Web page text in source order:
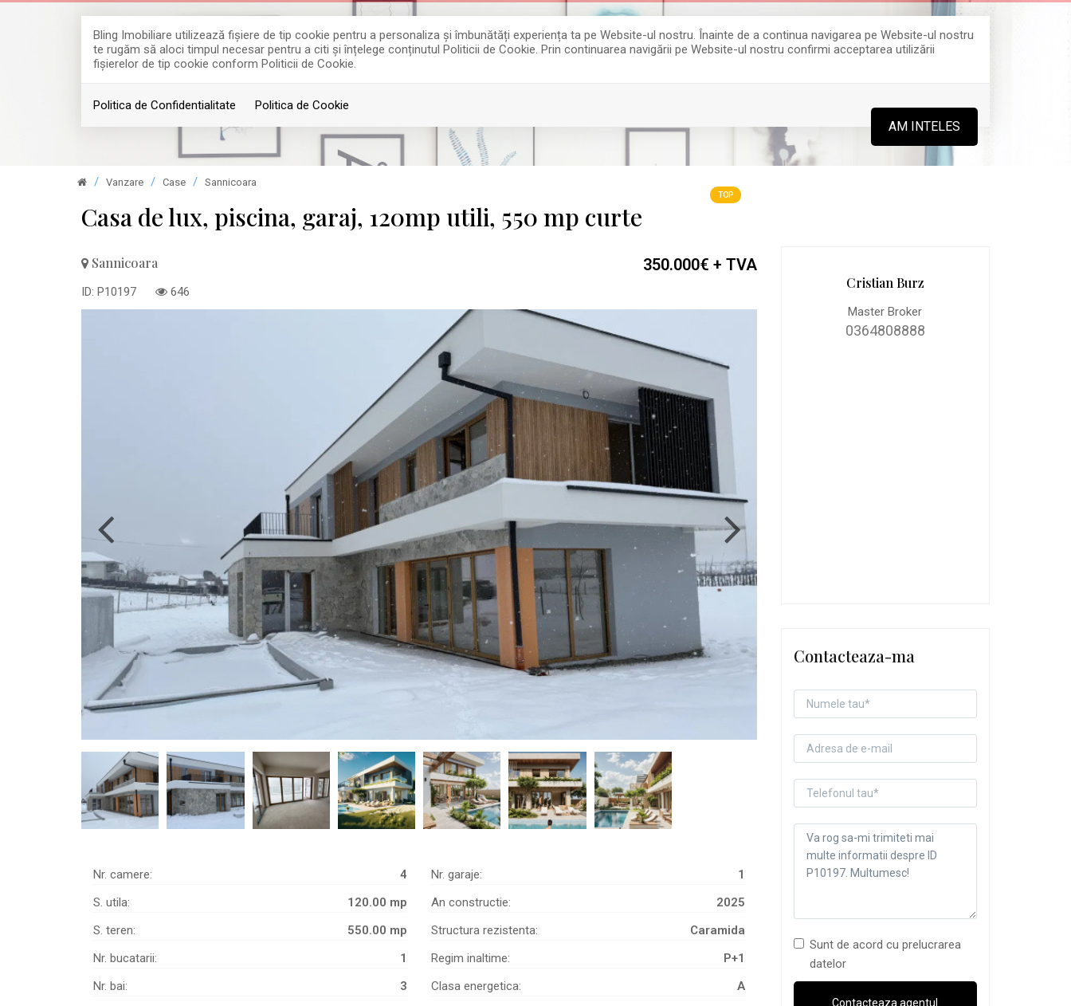
Bling Imobiliare utilizează fişiere de tip cookie pentru a personaliza și îmbunătăți experiența ta pe Website-ul nostru. Înainte de a continua navigarea pe Website-ul nostru
te rugăm să aloci timpul necesar pentru a citi și înțelege conținutul Politicii de Cookie. Prin continuarea navigării pe Website-ul nostru confirmi acceptarea utilizării
fişierelor de tip cookie conform Politicii de Cookie.
Politica de Confidentialitate Politica de Cookie
AM INTELES
0364 808 888
Vanzare Case Sannicoara
Casa de lux, piscina, garaj, 120mp utili, 550 mp curte
Sannicoara 350.000€ + TVA
ID: P10197 646
TOP
Nr. camere:
4
S. utila:
120.00 mp
S. teren:
550.00 mp
Nr. bucatarii:
1
Nr. bai:
3
Nr. garaje:
1
An constructie:
2025
Structura rezistenta:
Caramida
Regim inaltime:
P+1
Clasa energetica:
A
Cristian Burz
Master Broker
0364808888
Contacteaza-ma
Sunt de acord cu prelucrarea
datelor